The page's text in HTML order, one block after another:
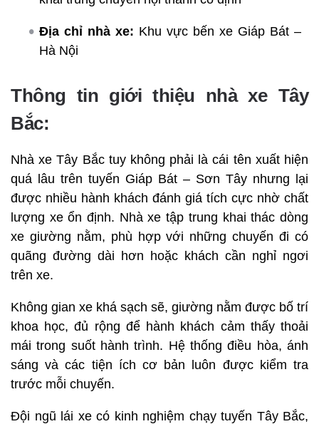
Địa chỉ nhà xe: Khu vực bến xe Giáp Bát –
Hà Nội
Thông tin giới thiệu nhà xe Tây
Bắc:
Nhà xe Tây Bắc tuy không phải là cái tên xuất hiện
quá lâu trên tuyến Giáp Bát – Sơn Tây nhưng lại
được nhiều hành khách đánh giá tích cực nhờ chất
lượng xe ổn định. Nhà xe tập trung khai thác dòng
xe giường nằm, phù hợp với những chuyến đi có
quãng đường dài hơn hoặc khách cần nghỉ ngơi
trên xe.
Không gian xe khá sạch sẽ, giường nằm được bố trí
khoa học, đủ rộng để hành khách cảm thấy thoải
mái trong suốt hành trình. Hệ thống điều hòa, ánh
sáng và các tiện ích cơ bản luôn được kiểm tra
trước mỗi chuyến.
Đội ngũ lái xe có kinh nghiệm chạy tuyến Tây Bắc,